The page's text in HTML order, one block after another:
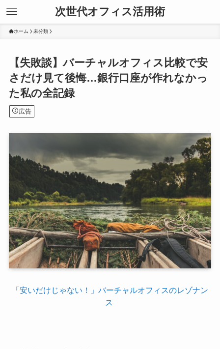
次世代オフィス活用術
ホーム 未分類
【失敗談】バーチャルオフィス比較で安
さだけ見て後悔…銀行口座が作れなかっ
た私の全記録
広告
「安いだけじゃない！」バーチャルオフィスのレゾナン
ス